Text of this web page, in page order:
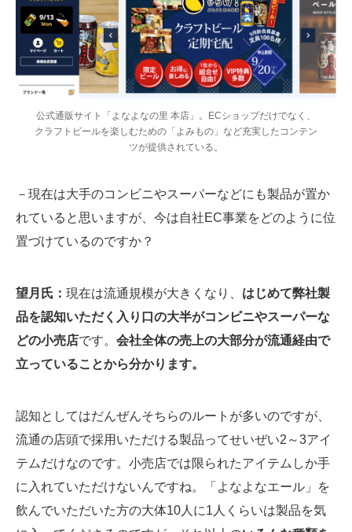
公式通販サイト「よなよなの里 本店」。ECショップだけでなく、
クラフトビールを楽しむための「よみもの」など充実したコンテン
ツが提供されている。
－現在は大手のコンビニやスーパーなどにも製品が置か
れていると思いますが、今は自社EC事業をどのように位
置づけているのですか？
望月氏： 現在は流通規模が大きくなり、 はじめて弊社製
品を認知いただく入り口の大半がコンビニやスーパーな
どの小売店です。 会社全体の売上の大部分が流通経由で
立っていることから分かります。
認知としてはだんぜんそちらのルートが多いのですが、
流通の店頭で採用いただける製品ってせいぜい2～3アイ
テムだけなのです。小売店では限られたアイテムしか手
に入れていただけないんですね。「よなよなエール」を
飲んでいただいた方の大体10人に1人くらいは製品を気